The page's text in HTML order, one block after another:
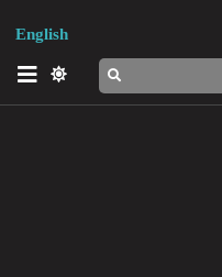
English